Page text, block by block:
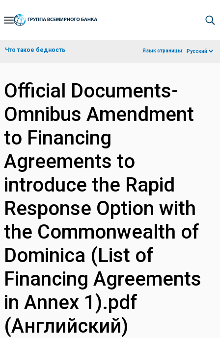
Skip
Navigation
Что такое бедность Язык страницы: Русский
Official Documents-
Omnibus Amendment
to Financing
Agreements to
introduce the Rapid
Response Option with
the Commonwealth of
Dominica (List of
Financing Agreements
in Annex 1).pdf
(Английский)